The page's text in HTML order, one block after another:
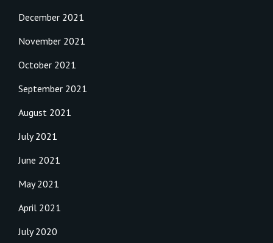
December 2021
November 2021
October 2021
September 2021
August 2021
July 2021
June 2021
May 2021
April 2021
July 2020